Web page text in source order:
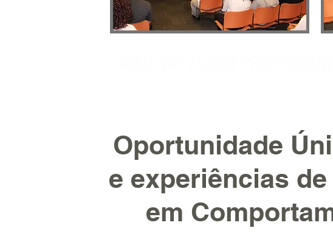
Oportunidade
e experiências
em